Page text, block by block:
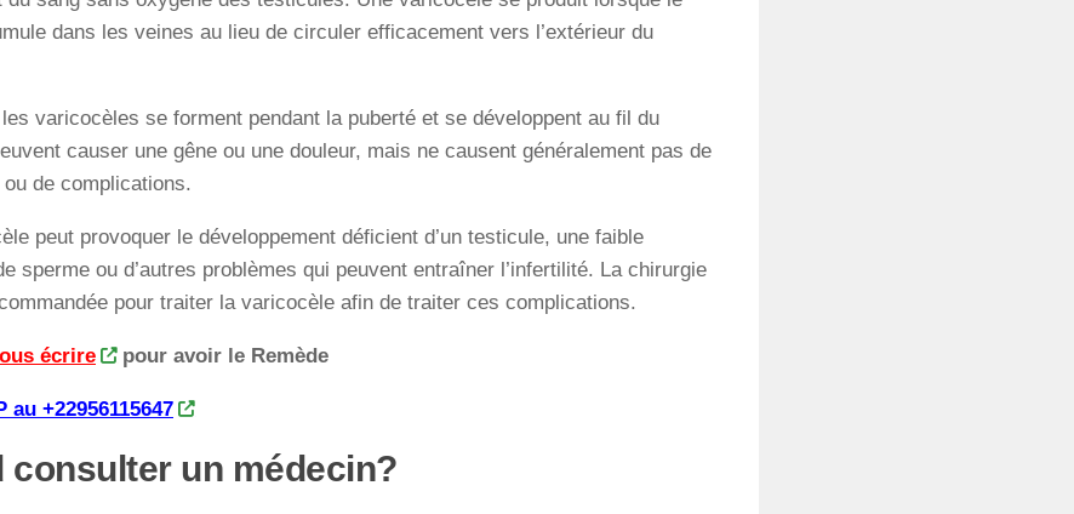
dans les veines au lieu de circuler efficacement vers l’extérieur du
les varicocèles se forment pendant la puberté et se développent au fil du
causer une gêne ou une douleur, mais ne causent généralement pas de
de complications.
peut provoquer le développement déficient d’un testicule, une faible
sperme ou d’autres problèmes qui peuvent entraîner l’infertilité. La chirurgie
pour traiter la varicocèle afin de traiter ces complications.
écrire pour avoir le Remède
au +22956115647
consulter un médecin?